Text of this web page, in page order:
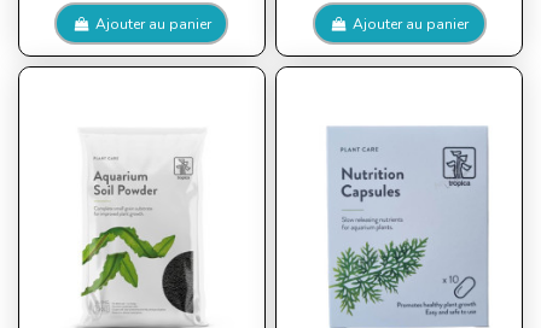
Ajouter au panier Ajouter au panier